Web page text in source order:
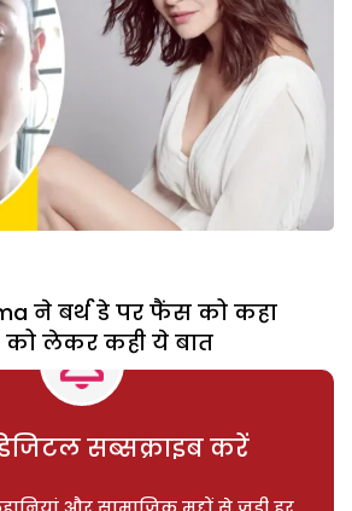
ने बर्थ डे पर फैंस को कहा
को लेकर कही ये बात
सब्सक्राइब करें